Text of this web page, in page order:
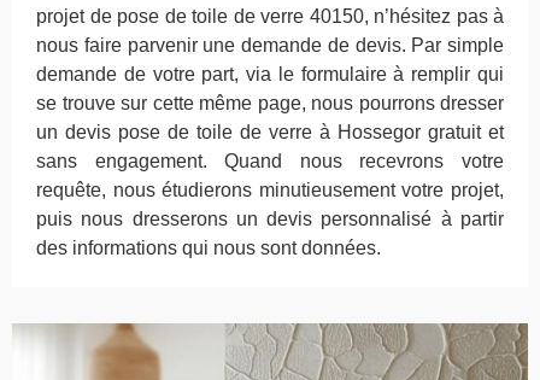
projet de pose de toile de verre 40150, n’hésitez pas à
nous faire parvenir une demande de devis. Par simple
demande de votre part, via le formulaire à remplir qui
se trouve sur cette même page, nous pourrons dresser
un devis pose de toile de verre à Hossegor gratuit et
sans engagement. Quand nous recevrons votre
requête, nous étudierons minutieusement votre projet,
puis nous dresserons un devis personnalisé à partir
des informations qui nous sont données.